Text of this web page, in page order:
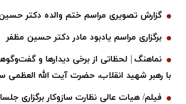
گزارش تصویری مراسم ختم والده دکتر حسین مظفر
برگزاری مراسم یادبود مادر دکتر حسین مظفر
نماهنگ | لحظاتی از برخی دیدارها و
با رهبر شهید انقلاب، حضرت آیت‌ الله العظمی
فیلم/ هیات عالی نظارت سازوکار برگزاری